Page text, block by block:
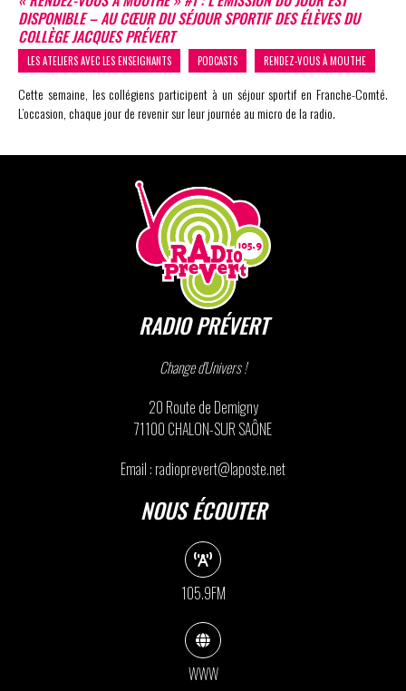
DISPONIBLE – AU CŒUR DU SÉJOUR SPORTIF DES ÉLÈVES DU
COLLÈGE JACQUES PRÉVERT
LES ATELIERS AVEC LES ENSEIGNANTS PODCASTS RENDEZ-VOUS À MOUTHE
Cette semaine, les collégiens participent à un séjour sportif en Franche-Comté.
L’occasion, chaque jour de revenir sur leur journée au micro de la radio.
RADIO PRÉVERT
Change d'Univers !
20 Route de Demigny
71100 CHALON-SUR SAÔNE
Email : radioprevert@laposte.net
NOUS ÉCOUTER
105.9FM
WWW